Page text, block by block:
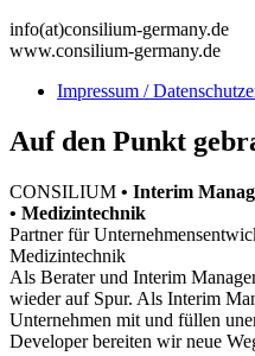
info(at)consilium-germany.de
www.consilium-germany.de
Impressum /
Auf den Punkt
CONSILIUM • Interim
• Medizintechnik
Partner für
Medizintechnik
Als Berater und Interim
wieder auf Spur. Als Interim
Unternehmen mit und füllen
Developer bereiten wir neue